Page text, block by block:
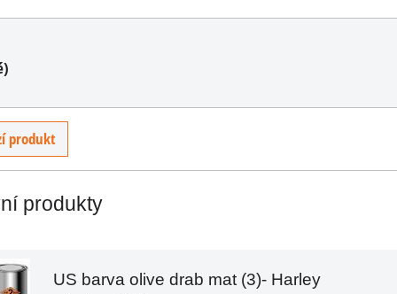
produkt
produkty
US barva olive drab mat (3)- Harley